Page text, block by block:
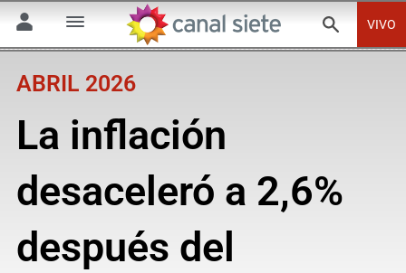
VIVO
ABRIL 2026
La inflación
desaceleró a 2,6%
después del